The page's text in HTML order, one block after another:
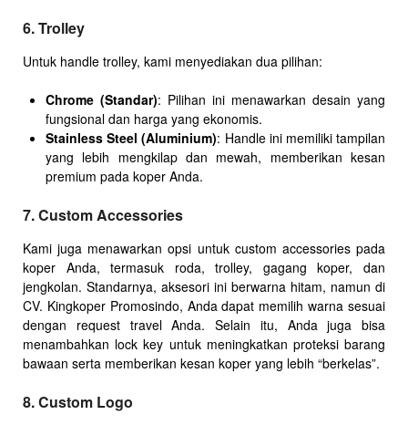
6. Trolley
Untuk handle trolley, kami menyediakan dua pilihan:
Chrome (Standar): Pilihan ini menawarkan desain yang
fungsional dan harga yang ekonomis.
Stainless Steel (Aluminium): Handle ini memiliki tampilan
yang lebih mengkilap dan mewah, memberikan kesan
premium pada koper Anda.
7. Custom Accessories
Kami juga menawarkan opsi untuk custom accessories pada
koper Anda, termasuk roda, trolley, gagang koper, dan
jengkolan. Standarnya, aksesori ini berwarna hitam, namun di
CV. Kingkoper Promosindo, Anda dapat memilih warna sesuai
dengan request travel Anda. Selain itu, Anda juga bisa
menambahkan lock key untuk meningkatkan proteksi barang
bawaan serta memberikan kesan koper yang lebih “berkelas”.
8. Custom Logo